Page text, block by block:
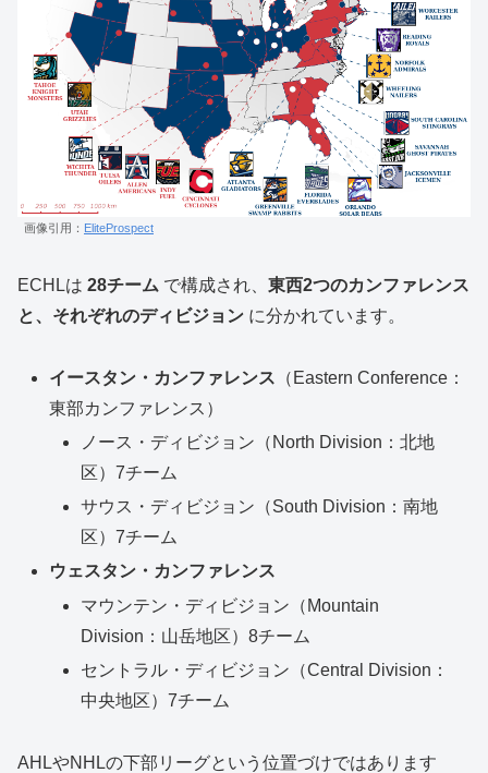
画像引用： EliteProspect
ECHLは 28チーム で構成され、 東西2つのカンファレンス
と、それぞれのディビジョン に分かれています。
イースタン・カンファレンス （Eastern Conference：
東部カンファレンス）
ノース・ディビジョン（North Division：北地
区）7チーム
サウス・ディビジョン（South Division：南地
区）7チーム
ウェスタン・カンファレンス
マウンテン・ディビジョン（Mountain
Division：山岳地区）8チーム
セントラル・ディビジョン（Central Division：
中央地区）7チーム
AHLやNHLの下部リーグという位置づけではあります